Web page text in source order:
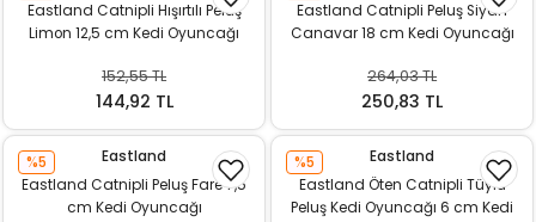
Eastland Catnipli Hışırtılı Peluş
Limon 12,5 cm Kedi Oyuncağı
152,55 TL
144,92 TL
Eastland Catnipli Peluş Siyah
Canavar 18 cm Kedi Oyuncağı
264,03 TL
250,83 TL
%5
Eastland
Eastland Catnipli Peluş Fare 7,5
cm Kedi Oyuncağı
%5
Eastland
Eastland Öten Catnipli Tüylü
Peluş Kedi Oyuncağı 6 cm Kedi